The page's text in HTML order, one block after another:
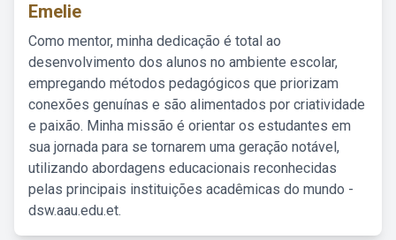
Emelie
Como mentor, minha dedicação é total ao
desenvolvimento dos alunos no ambiente escolar,
empregando métodos pedagógicos que priorizam
conexões genuínas e são alimentados por criatividade
e paixão. Minha missão é orientar os estudantes em
sua jornada para se tornarem uma geração notável,
utilizando abordagens educacionais reconhecidas
pelas principais instituições acadêmicas do mundo -
dsw.aau.edu.et.